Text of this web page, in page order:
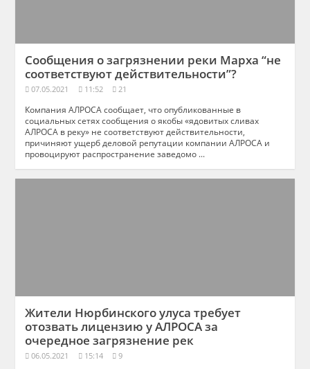
Сообщения о загрязнении реки Марха “не
соответствуют действительности”?
07.05.2021 11:52 21
Компания АЛРОСА сообщает, что опубликованные в
социальных сетях сообщения о якобы «ядовитых сливах
АЛРОСА в реку» не соответствуют действительности,
причиняют ущерб деловой репутации компании АЛРОСА и
провоцируют распространение заведомо ...
Жители Нюрбинского улуса требует
отозвать лицензию у АЛРОСА за
очередное загрязнение рек
06.05.2021 15:14 9